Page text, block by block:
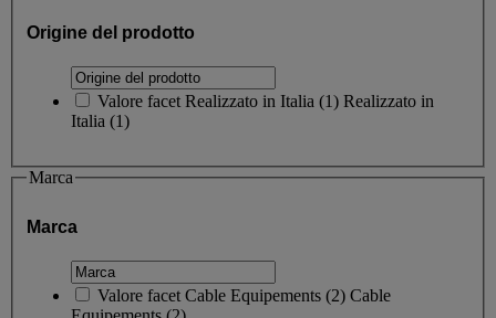
Origine del prodotto
Valore facet Realizzato in Italia (1) Realizzato in
Italia (1)
Marca
Marca
Valore facet Cable Equipements (2) Cable